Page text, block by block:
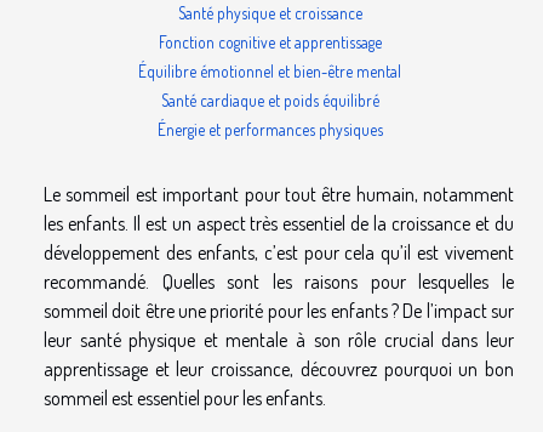
Santé physique et croissance
Fonction cognitive et apprentissage
Équilibre émotionnel et bien-être mental
Santé cardiaque et poids équilibré
Énergie et performances physiques
Le sommeil est important pour tout être humain, notamment
les enfants. Il est un aspect très essentiel de la croissance et du
développement des enfants, c’est pour cela qu’il est vivement
recommandé. Quelles sont les raisons pour lesquelles le
sommeil doit être une priorité pour les enfants ? De l’impact sur
leur santé physique et mentale à son rôle crucial dans leur
apprentissage et leur croissance, découvrez pourquoi un bon
sommeil est essentiel pour les enfants.